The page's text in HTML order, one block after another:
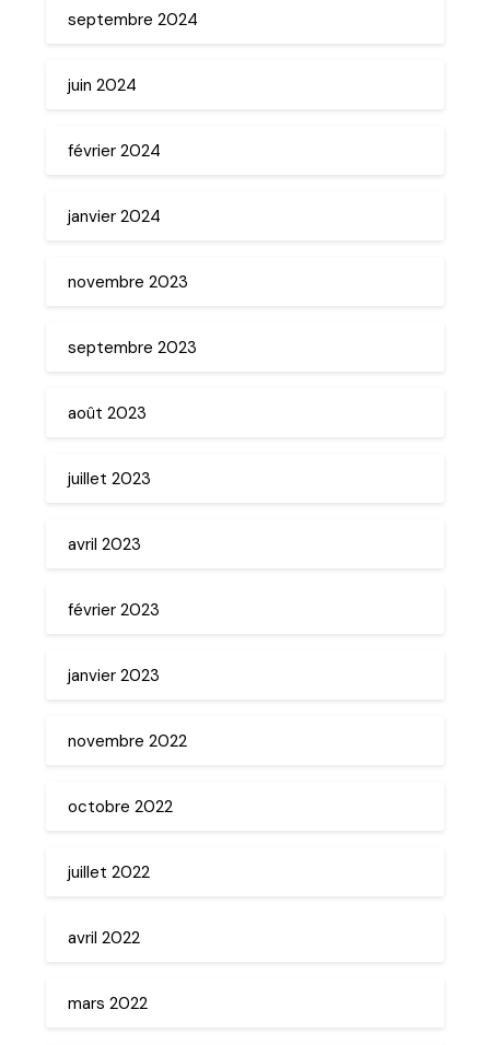
septembre 2024
juin 2024
février 2024
janvier 2024
novembre 2023
septembre 2023
août 2023
juillet 2023
avril 2023
février 2023
janvier 2023
novembre 2022
octobre 2022
juillet 2022
avril 2022
mars 2022